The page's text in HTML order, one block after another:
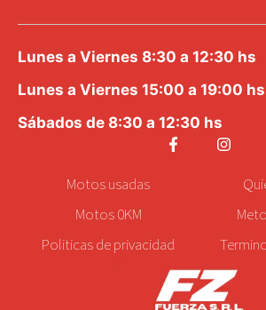
Lunes a Viernes 8:30 a 12:30 hs
Lunes a Viernes 15:00 a 19:00 hs
Sábados de 8:30 a 12:30 hs
Motosusadas
Motos 0KM
Politicas de privacidad